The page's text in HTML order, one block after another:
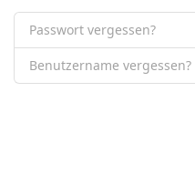
Passwort vergessen?
Benutzername vergessen?